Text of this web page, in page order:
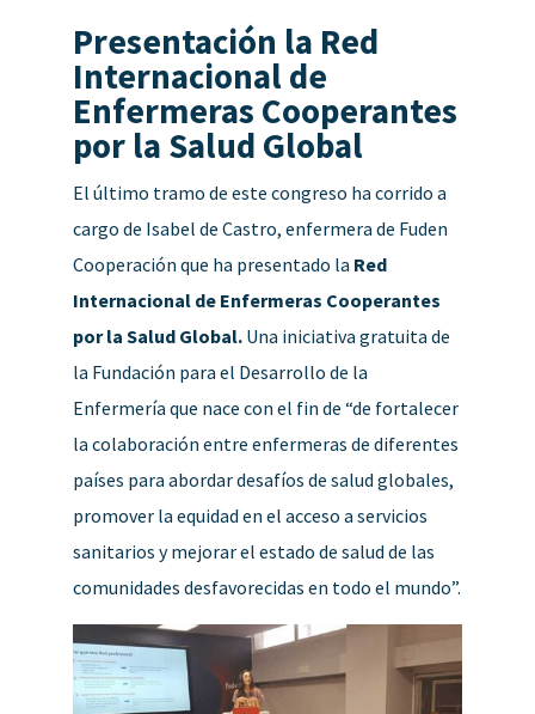
Presentación la Red
Internacional de
Enfermeras Cooperantes
por la Salud Global
El último tramo de este congreso ha corrido a
cargo de Isabel de Castro, enfermera de Fuden
Cooperación que ha presentado la Red
Internacional de Enfermeras Cooperantes
por la Salud Global. Una iniciativa gratuita de
la Fundación para el Desarrollo de la
Enfermería que nace con el fin de “de fortalecer
la colaboración entre enfermeras de diferentes
países para abordar desafíos de salud globales,
promover la equidad en el acceso a servicios
sanitarios y mejorar el estado de salud de las
comunidades desfavorecidas en todo el mundo”.